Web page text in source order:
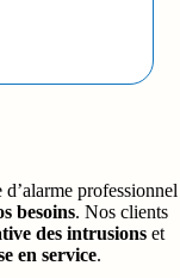
professionnel
besoins. Nos clients
des intrusions et
en service.